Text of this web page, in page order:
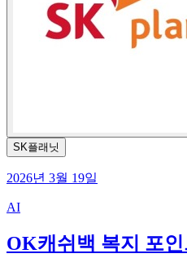
SK플래닛
2026년 3월 19일
AI
OK캐쉬백 복지 포